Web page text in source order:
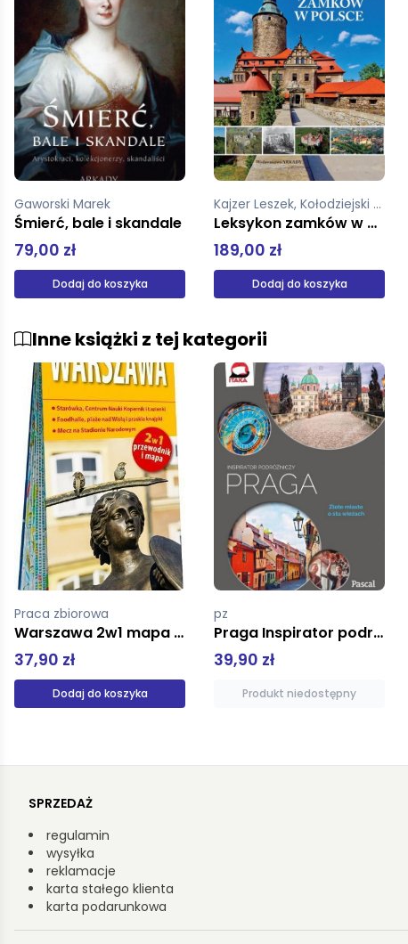
Leksykon zamków w Polsce
189,00 zł
Dodaj do koszyka
Gaworski Marek
Śmierć, bale i skandale
79,00 zł
Dodaj do koszyka
Inne książki z tej kategorii
pz
Praga Inspirator podróżniczy
39,90 zł
Produkt niedostępny
Praca zbiorowa
Małopolska Południowa 1:100 000
14,00 zł
Dodaj do koszyka
SPRZEDAŻ
regulamin
wysyłka
reklamacje
karta stałego klienta
karta podarunkowa